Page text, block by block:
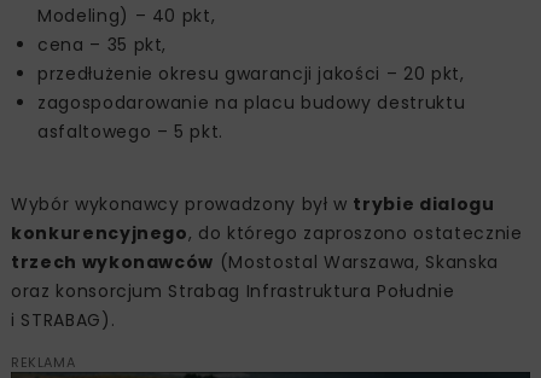
Modeling) – 40 pkt,
cena – 35 pkt,
przedłużenie okresu gwarancji jakości – 20 pkt,
zagospodarowanie na placu budowy destruktu
asfaltowego – 5 pkt.
Wybór wykonawcy prowadzony był w trybie dialogu
konkurencyjnego, do którego zaproszono ostatecznie
trzech wykonawców (Mostostal Warszawa, Skanska
oraz konsorcjum Strabag Infrastruktura Południe
i STRABAG).
REKLAMA